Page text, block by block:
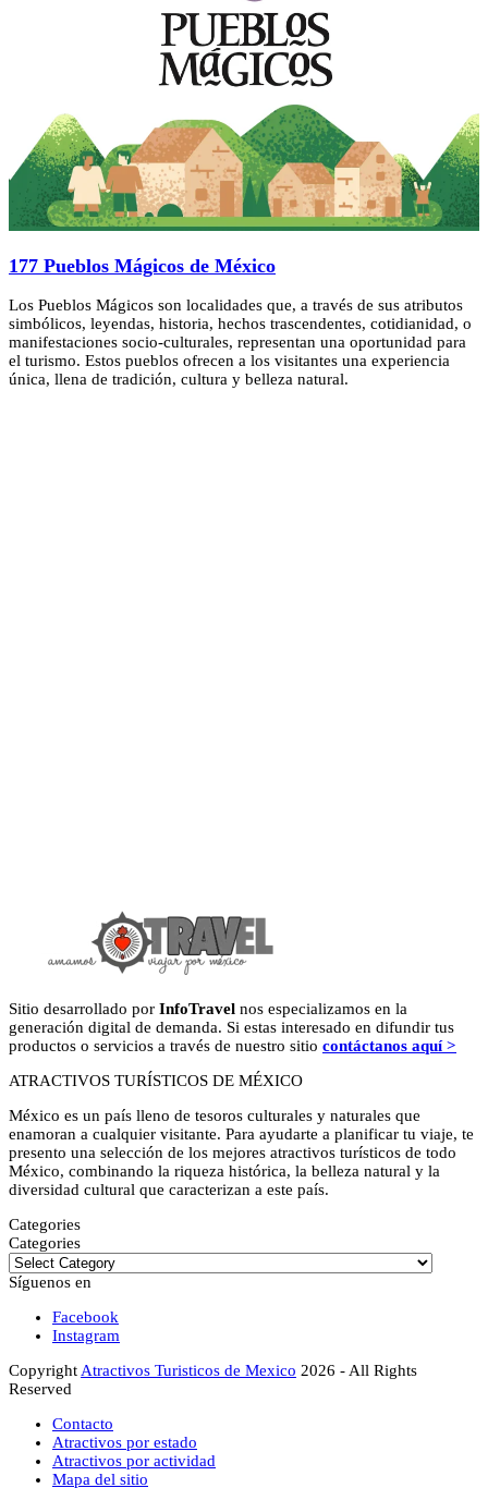
177 Pueblos Mágicos de México
Los Pueblos Mágicos son localidades que, a través de sus atributos
simbólicos, leyendas, historia, hechos trascendentes, cotidianidad, o
manifestaciones socio-culturales, representan una oportunidad para
el turismo. Estos pueblos ofrecen a los visitantes una experiencia
única, llena de tradición, cultura y belleza natural.
Sitio desarrollado por InfoTravel nos especializamos en la
generación digital de demanda. Si estas interesado en difundir tus
productos o servicios a través de nuestro sitio contáctanos aquí >
ATRACTIVOS TURÍSTICOS DE MÉXICO
México es un país lleno de tesoros culturales y naturales que
enamoran a cualquier visitante. Para ayudarte a planificar tu viaje, te
presento una selección de los mejores atractivos turísticos de todo
México, combinando la riqueza histórica, la belleza natural y la
diversidad cultural que caracterizan a este país.
Categories
Categories
Síguenos en
Facebook
Instagram
CopyrightAtractivos Turisticos de Mexico 2026 - All Rights
Reserved
Contacto
Atractivos por estado
Atractivos por actividad
Mapa del sitio